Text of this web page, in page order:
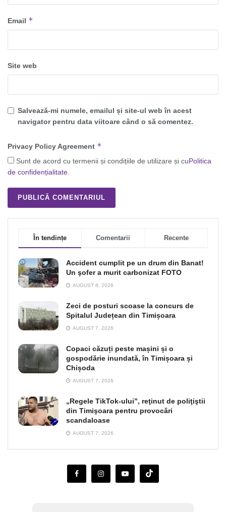
Email *
Site web
Salvează-mi numele, emailul și site-ul web în acest
navigator pentru data viitoare când o să comentez.
Privacy Policy Agreement *
Sunt de acord cu termenii și condițiile de utilizare și cuPolitica
de confidențialitate.
În tendințe Comentarii Recente
Accident cumplit pe un drum din Banat!
Un şofer a murit carbonizat FOTO
AUGUST 8, 2026
Zeci de posturi scoase la concurs de
Spitalul Județean din Timișoara
AUGUST 7, 2026
Copaci căzuți peste mașini și o
gospodărie inundată, în Timișoara și
Chișoda
AUGUST 7, 2026
„Regele TikTok-ului”, reţinut de poliţiştii
din Timişoara pentru provocări
scandaloase
AUGUST 7, 2026